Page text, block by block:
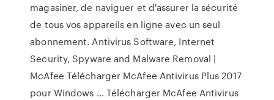
magasiner, de naviguer et d'assurer la sécurité
de tous vos appareils en ligne avec un seul
abonnement. Antivirus Software, Internet
Security, Spyware and Malware Removal |
McAfee Télécharger McAfee Antivirus Plus 2017
pour Windows ... Télécharger McAfee Antivirus